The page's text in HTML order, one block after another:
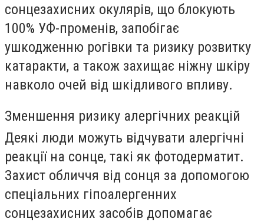
сонцезахисних окулярів, що блокують
100% УФ-променів, запобігає
ушкодженню рогівки та ризику розвитку
катаракти, а також захищає ніжну шкіру
навколо очей від шкідливого впливу.
Зменшення ризику алергічних реакцій
Деякі люди можуть відчувати алергічні
реакції на сонце, такі як фотодерматит.
Захист обличчя від сонця за допомогою
спеціальних гіпоалергенних
сонцезахисних засобів допомагає